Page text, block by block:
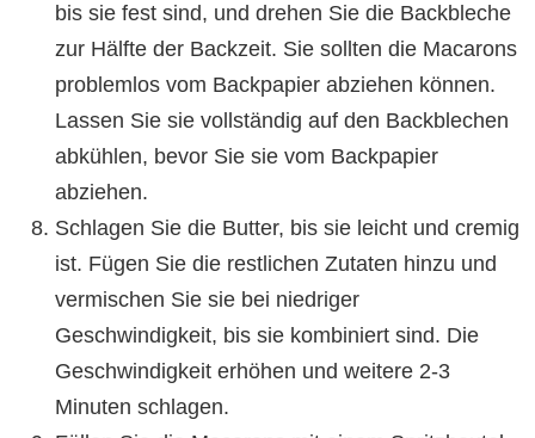
bis sie fest sind, und drehen Sie die Backbleche
zur Hälfte der Backzeit. Sie sollten die Macarons
problemlos vom Backpapier abziehen können.
Lassen Sie sie vollständig auf den Backblechen
abkühlen, bevor Sie sie vom Backpapier
abziehen.
Schlagen Sie die Butter, bis sie leicht und cremig
ist. Fügen Sie die restlichen Zutaten hinzu und
vermischen Sie sie bei niedriger
Geschwindigkeit, bis sie kombiniert sind. Die
Geschwindigkeit erhöhen und weitere 2-3
Minuten schlagen.